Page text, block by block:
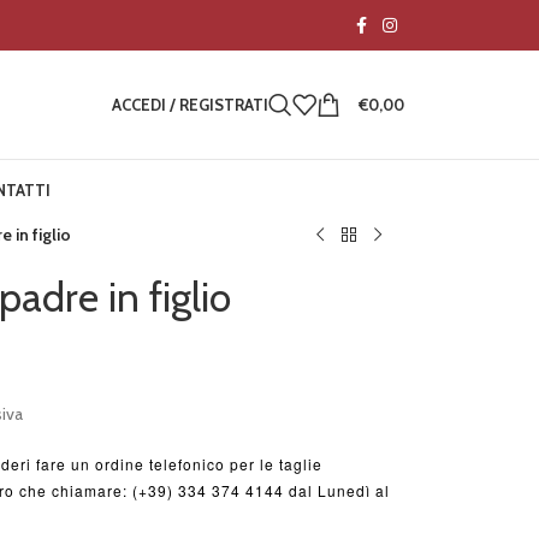
ACCEDI / REGISTRATI €0,00
in figlio
in figlio
fare un ordine telefonico per le taglie
che chiamare: (+39) 334 374 4144 dal Lunedì al